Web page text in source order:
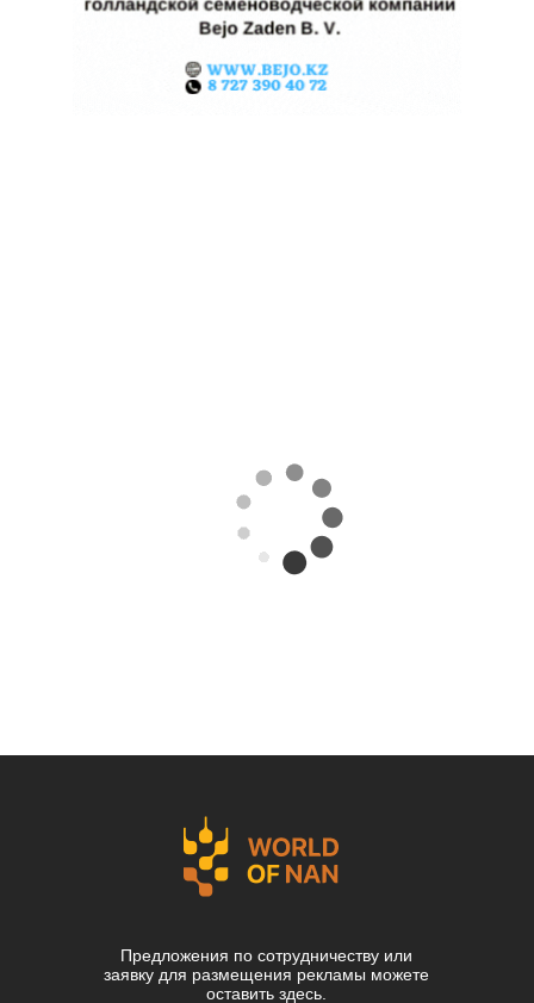
Предложения по сотрудничеству или
заявку для размещения рекламы можете
оставить здесь.